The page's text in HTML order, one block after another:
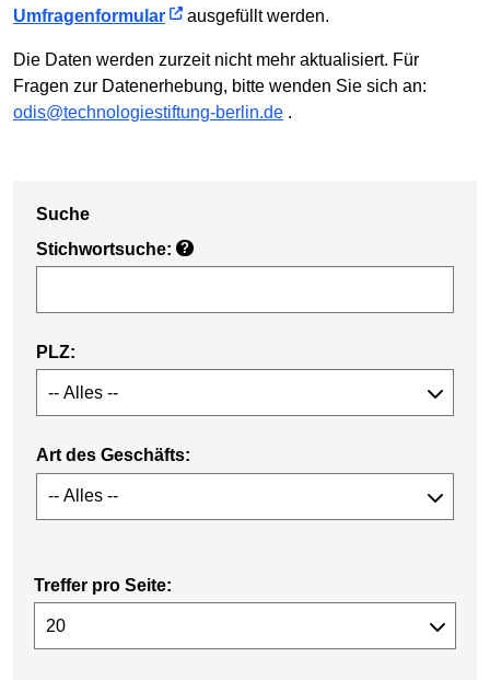
Umfragenformular
ausgefüllt werden.
Die Daten werden zurzeit nicht mehr aktualisiert. Für
Fragen zur Datenerhebung, bitte wenden Sie sich an:
odis@technologiestiftung-berlin.de .
Suche
Stichwortsuche: ?
PLZ:
Art des Geschäfts:
Treffer pro Seite: